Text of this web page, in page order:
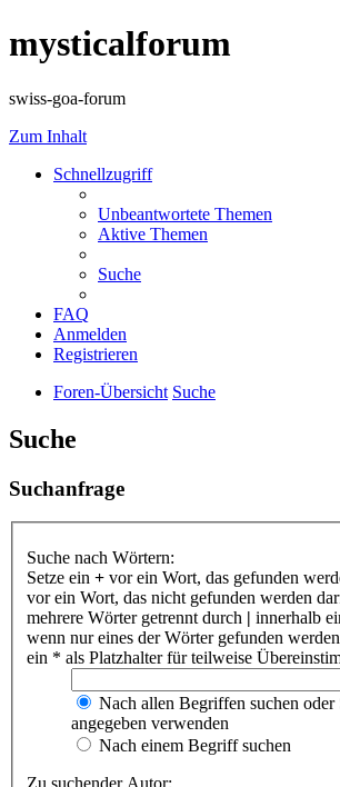
mysticalforum
swiss-goa-forum
Zum Inhalt
Schnellzugriff
Unbeantwortete Themen
Aktive Themen
Suche
FAQ
Anmelden
Registrieren
Foren-Übersicht Suche
Suche
Suchanfrage
Suche nach Wörtern:
Setze ein + vor ein Wort, das gefunden
vor ein Wort, das nicht gefunden werden
mehrere Wörter getrennt durch | innerhalb
wenn nur eines der Wörter gefunden
ein * als Platzhalter für teilweise
Nach allen Begriffen suchen oder
angegeben verwenden
Nach einem Begriff suchen
Zu suchender Autor: